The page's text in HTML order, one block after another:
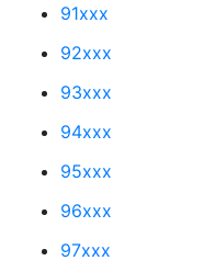
91xxx
92xxx
93xxx
94xxx
95xxx
96xxx
97xxx